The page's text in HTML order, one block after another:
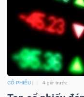
CỔ PHIẾU 4 giờ trước
PHIẾU